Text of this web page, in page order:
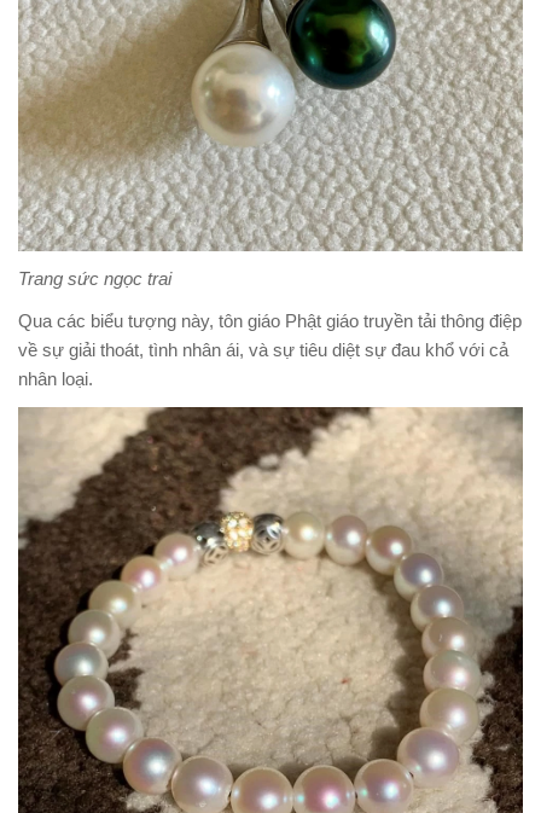
Trang sức ngọc trai
Qua các biểu tượng này, tôn giáo Phật giáo truyền tải thông điệp
về sự giải thoát, tình nhân ái, và sự tiêu diệt sự đau khổ với cả
nhân loại.